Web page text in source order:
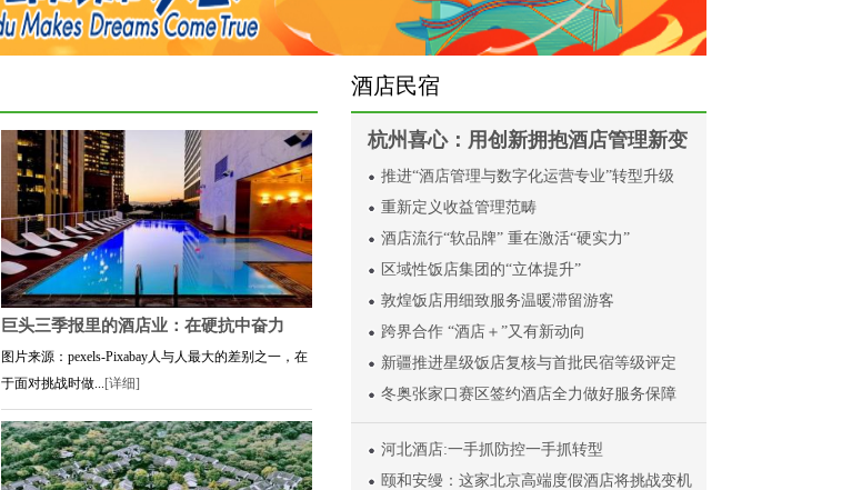
巨头三季报里的酒店业：在硬抗中奋力
图片来源：pexels-Pixabay人与人最大的差别之一，在
于面对挑战时做... [详细]
酒店民宿
杭州喜心：用创新拥抱酒店管理新变
推进“酒店管理与数字化运营专业”转型升级
重新定义收益管理范畴
酒店流行“软品牌” 重在激活“硬实力”
区域性饭店集团的“立体提升”
敦煌饭店用细致服务温暖滞留游客
跨界合作 “酒店＋”又有新动向
新疆推进星级饭店复核与首批民宿等级评定
冬奥张家口赛区签约酒店全力做好服务保障
河北酒店:一手抓防控一手抓转型
颐和安缦：这家北京高端度假酒店将挑战变机